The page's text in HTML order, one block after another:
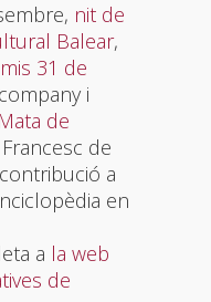
nit de
Balear,
31 de
i
Mata de
de
a
en
a la web
de